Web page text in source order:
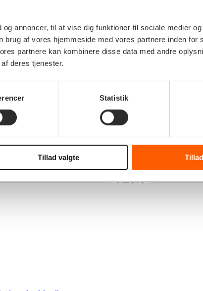
annoncer, til at vise dig funktioner til sociale medier
af vores hjemmeside med vores partnere inden for
partnere kan kombinere disse data med andre
deres tjenester.
Statistik
Tillad valgte
den gode smag.
FREDAG
LØRDAG
Funder